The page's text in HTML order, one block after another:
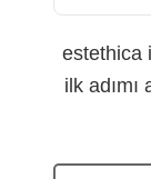
estethica
ilk adımı